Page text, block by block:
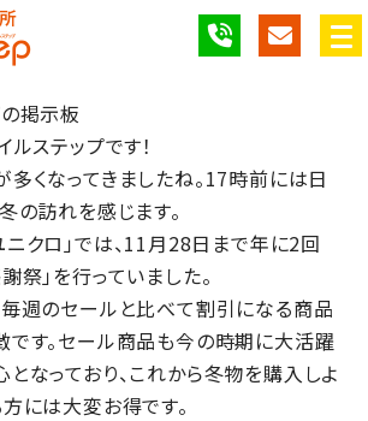
掲示板
ルステップです！
くなってきましたね。17時前には日
の訪れを感じます。
クロ」では、11月28日まで年に2回
祭」を行っていました。
毎週のセールと比べて割引になる商品
です。セール商品も今の時期に大活躍
なっており、これから冬物を購入しよ
には大変お得です。